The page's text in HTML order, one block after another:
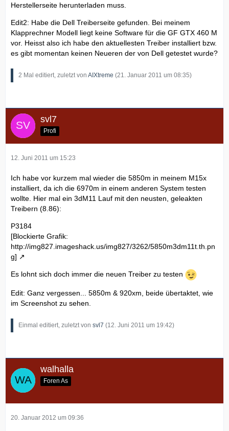
Herstellerseite herunterladen muss.
Edit2: Habe die Dell Treiberseite gefunden. Bei meinem
Klapprechner Modell liegt keine Software für die GF GTX 460 M
vor. Heisst also ich habe den aktuellesten Treiber installiert bzw.
es gibt momentan keinen Neueren der von Dell getestet wurde?
2 Mal editiert, zuletzt von AIXtreme (21. Januar 2011 um 08:35)
svl7
Profi
12. Juni 2011 um 15:23
Ich habe vor kurzem mal wieder die 5850m in meinem M15x
installiert, da ich die 6970m in einem anderen System testen
wollte. Hier mal ein 3dM11 Lauf mit den neusten, geleakten
Treibern (8.86):
P3184
[Blockierte Grafik:
http://img827.imageshack.us/img827/3262/5850m3dm11t.th.pn
g]
Es lohnt sich doch immer die neuen Treiber zu testen
Edit: Ganz vergessen... 5850m & 920xm, beide übertaktet, wie
im Screenshot zu sehen.
Einmal editiert, zuletzt von svl7 (12. Juni 2011 um 19:42)
walhalla
Foren As
20. Januar 2012 um 09:36